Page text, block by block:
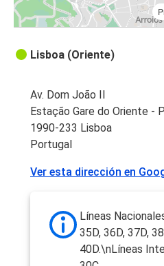
Lisboa (Oriente)
Av. Dom João II
Estação Gare do Oriente -
1990-233 Lisboa
Portugal
Ver esta dirección en
Líneas
35D, 36D, 37D,
40D.\nLíneas